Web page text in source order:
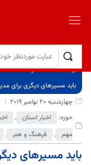
برگ نخست
نوشته‌ها
باید مسیرهای دیگری برای
چهارشنبه 20 نوامبر 2019
حوزه:
اخبار استان ,
مهم , فرهنگ و هنر ,
باید مسیرهای